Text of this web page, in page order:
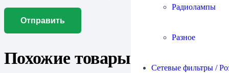
Радиолампы
Разное
Сетевые фильтры /
Похожие товары